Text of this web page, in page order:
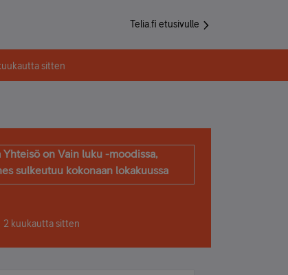
Telia.fi etusivulle
sitten
Yhteisö on Vain luku -moodissa,
sulkeutuu kokonaan lokakuussa
2 kuukautta sitten